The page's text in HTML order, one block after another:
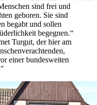
sind frei und
geboren. Sie sind
begabt und sollen
begegnen.“
Turgut, der hier am
einer bundesweiten